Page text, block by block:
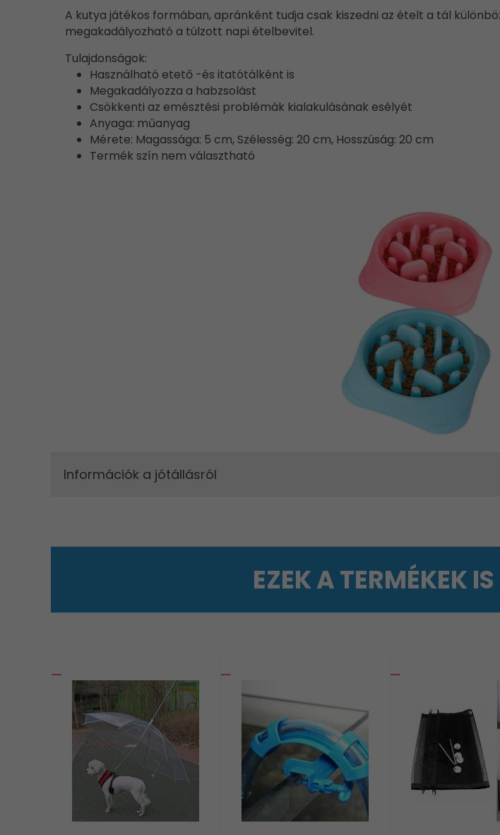
A kutya játékos formában, apránként tudja csak kiszedni az ételt a tál
megakadályozható a túlzott napi ételbevitel.
Tulajdonságok:
Használható etető -és itatótálként is
Megakadályozza a habzsolást
Csökkenti az emésztési problémák kialakulásának esélyét
Anyaga: műanyag
Mérete: Magassága: 5 cm, Szélesség: 20 cm, Hosszúság: 20 cm
Termék szín nem választható
Információk a jótállásról
EZEK A TERMÉKEK